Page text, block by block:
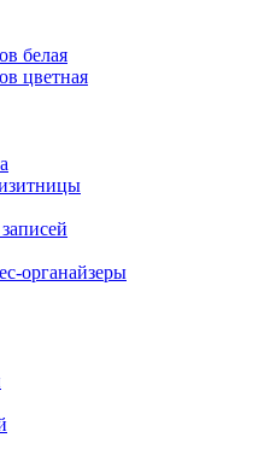
белая
цветная
органайзеры